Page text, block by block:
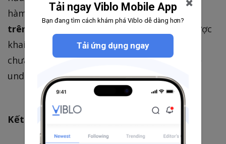
hàm
, cho nên biến x lại được khai báo
trên đầu scope của nó
. Dẫn tới biến x chỉ được
khai báo một cách cục bộ nhưng chưa được
chưa gán giá trị, làm cho chương trình trả về
undefined
Kết luận
Tải ngay Viblo Mobile App
Bạn đang tìm cách khám phá Viblo dễ dàng hơn?
Tải ứng dụng ngay